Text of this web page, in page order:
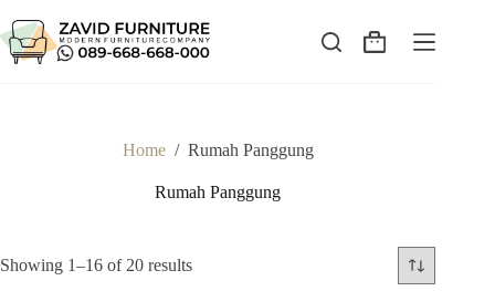
to
content
Shopping
Home / Rumah Panggung
Rumah Panggung
Showing 1–16 of 20 resultsSorted